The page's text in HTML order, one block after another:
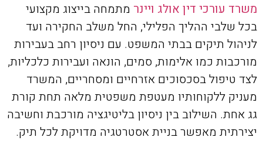
משרד עורכי דין אולג ויינר מתמחה בייצוג מקצועי
בכל שלבי ההליך הפלילי, החל משלב החקירה ועד
לניהול תיקים בבתי המשפט. עם ניסיון רחב בעבירות
מורכבות כמו אלימות, סמים, הונאה ועבירות כלכליות,
לצד טיפול בסכסוכים אזרחיים ומסחריים, המשרד
מעניק ללקוחותיו מעטפת משפטית מלאה תחת קורת
גג אחת. השילוב בין ניסיון בליטיגציה מורכבת וחשיבה
יצירתית מאפשר בניית אסטרטגיה מדויקת לכל תיק.